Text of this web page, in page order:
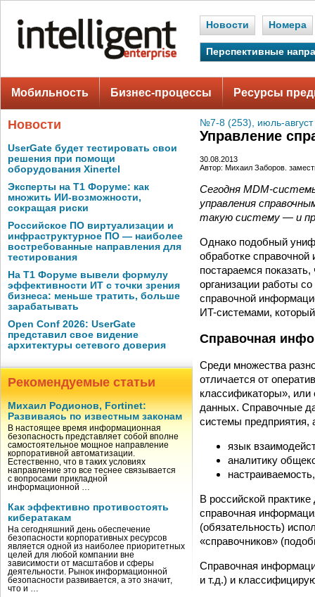
Новости Номера
Перспективные
Мобильность Бизнес-процессы Ресурсы
Новости
UserGate будет тестировать свои
решения при помощи
оборудования Xinertel
Эксперты на Т1 Форуме: как
множить ИИ-возможности,
сокращая риски
Российское ПО виртуализации и
инфраструктурное ПО — наиболее
востребованные направления для
тестирования
На Т1 Форуме вывели формулу
эффективности ИТ с точки зрения
бизнеса: меньше тратить, больше
зарабатывать
Open Conf 2026: UserGate
представил свое видение
архитектуры сетевого доверия
Рекомендуемые статьи
Михаил Родионов, Fortinet:
Развиваясь по известным законам
В настоящее время информационная
безопасность представляет собой вполне
самостоятельное мощное направление
корпоративной автоматизации.
Естественно, что в таких условиях
направление это все теснее связывается
с вопросами прикладной
информационной …
Как эффективно противостоять
кибератакам
На сегодняшний день обеспечение
безопасности корпоративных ресурсов
является одной из наиболее приоритетных
целей для любой компании вне
зависимости от масштабов и сферы
деятельности. Рынок информационной
безопасности развивается, а это значит,
что и …
№7-8 (253), июль-август
Управление
30.08.2013
Автор: Михаил Заборов.
Сегодня MDM-
управления
такую систему — и
Однако подобный
обработке
постараемся
организации работы
справочной
ИT-системами,
Справочная
Среди множества
отличается от
классификаторы»,
данных. Справочные
системы предприятия,
язык
аналитику
В российской
справочная
(обязательность)
«справочников»
Справочная
и т.д.) и